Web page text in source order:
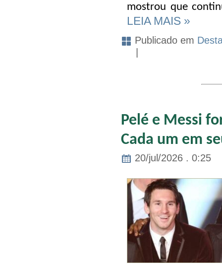
mostrou que
LEIA MAIS »
Publicado em
|
Pelé e Messi
Cada um em
20/jul/2026 . 0:25